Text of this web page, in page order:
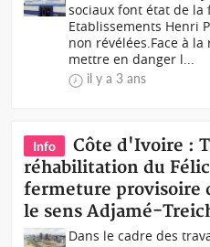
sociaux font état de la
Etablissements Henri
non révélées.Face à
mettre en danger l...
il y a 3 ans
Info
Côte d'Ivoire :
réhabilitation du
fermeture provisoire
le sens Adjamé-
Dans le cadre des